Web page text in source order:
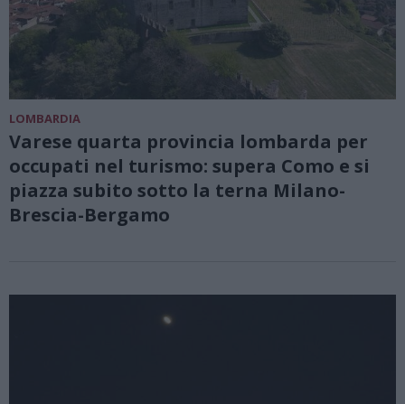
LOMBARDIA
Varese quarta provincia lombarda per
occupati nel turismo: supera Como e si
piazza subito sotto la terna Milano-
Brescia-Bergamo